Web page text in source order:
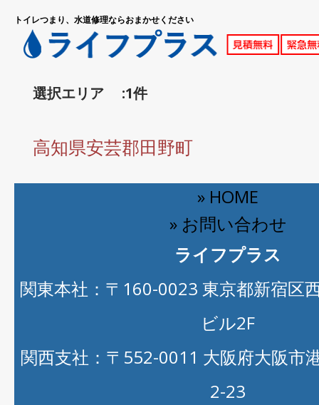
トイレつまり、水道修理ならおまかせください
選択エリア :1件
高知県安芸郡田野町
» HOME
» お問い合わせ
ライフプラス
関東本社：〒160-0023 東京都新宿区
ビル2F
関西支社：〒552-0011 大阪府大阪市
2-23